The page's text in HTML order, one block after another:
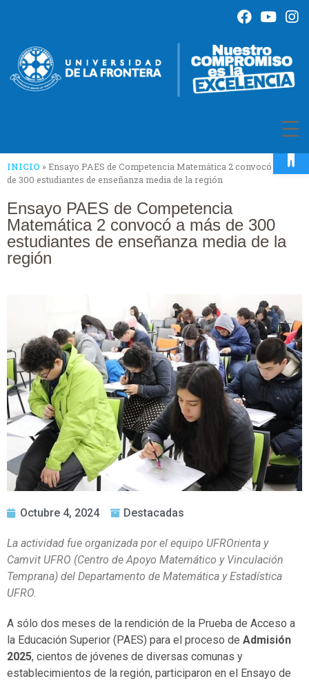
INICIO »Ensayo PAES de Competencia Matemática 2 convocó a más
de 300 estudiantes de enseñanza media de la región
Ensayo PAES de Competencia
Matemática 2 convocó a más de 300
estudiantes de enseñanza media de la
región
Octubre 4, 2024 Destacadas
La actividad fue organizada por el equipo UFROrienta y
Camvit UFRO (Centro de Apoyo Matemático y Vinculación
Temprana) del Departamento de Matemática y Estadística
UFRO.
A sólo dos meses de la rendición de la Prueba de Acceso a
la Educación Superior (PAES) para el proceso de Admisión
2025, cientos de jóvenes de diversas comunas y
establecimientos de la región, participaron en el Ensayo de